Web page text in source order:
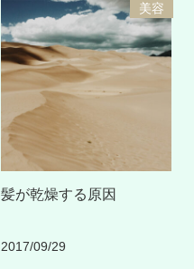
美容
髪が乾燥する原因
2017/09/29